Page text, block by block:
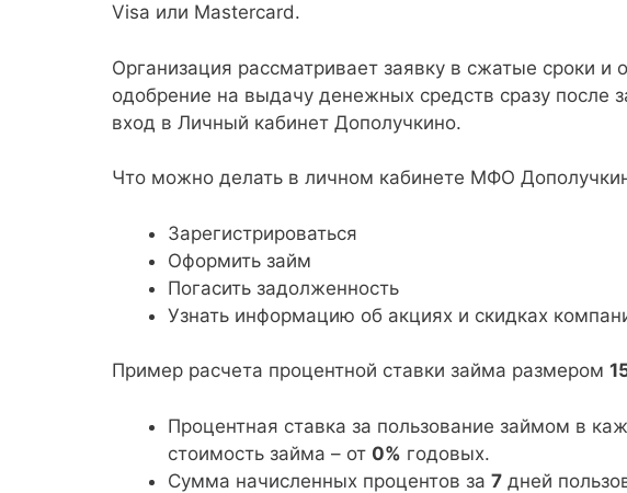
Visa или Mastercard.
Организация рассматривает заявку в сжатые сроки и
одобрение на выдачу денежных средств сразу после
вход в Личный кабинет Дополучкино.
Что можно делать в личном кабинете МФО
Зарегистрироваться
Оформить займ
Погасить задолженность
Узнать информацию об акциях и скидках
Пример расчета процентной ставки займа размером
Процентная ставка за пользование займом в
стоимость займа – от 0% годовых.
Сумма начисленных процентов за 7 дней